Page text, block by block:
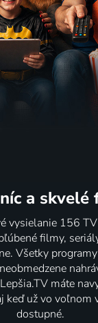
a skvelé
vysielanie 156
filmy,
Všetky
máte
keď už vo voľnom
dostupné.